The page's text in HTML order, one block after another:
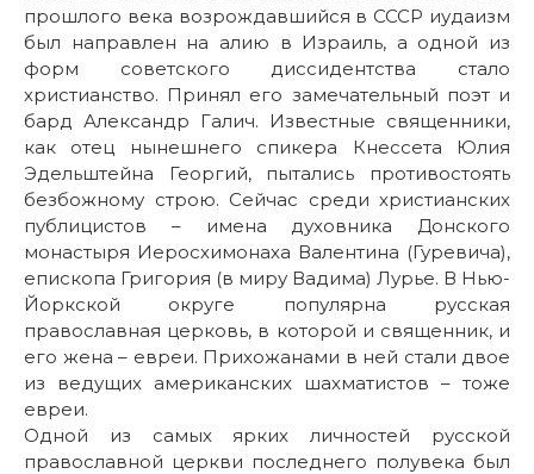
прошлого века возрождавшийся в СССР иудаизм
был направлен на алию в Израиль, а одной из
форм советского диссидентства стало
христианство. Принял его замечательный поэт и
бард Александр Галич. Известные священники,
как отец нынешнего спикера Кнессета Юлия
Эдельштейна Георгий, пытались противостоять
безбожному строю. Сейчас среди христианских
публицистов – имена духовника Донского
монастыря Иеросхимонаха Валентина (Гуревича),
епископа Григория (в миру Вадима) Лурье. В Нью-
Йоркской округе популярна русская
православная церковь, в которой и священник, и
его жена – евреи. Прихожанами в ней стали двое
из ведущих американских шахматистов – тоже
евреи.
Одной из самых ярких личностей русской
православной церкви последнего полувека был